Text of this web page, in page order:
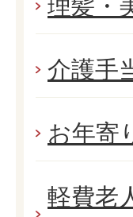
介護手
お年寄
軽費老